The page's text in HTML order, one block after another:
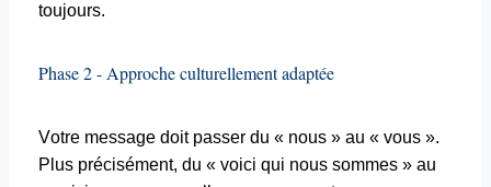
toujours.
Phase 2 - Approche culturellement adaptée
Votre message doit passer du « nous » au « vous ».
Plus précisément, du « voici qui nous sommes » au